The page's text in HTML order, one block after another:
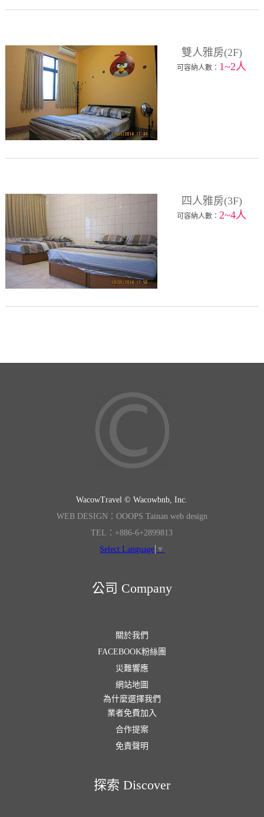
雙人雅房(2F)
可容納人數： 1~2人
四人雅房(3F)
可容納人數：2~4人
WacowTravel © Wacowbnb, Inc.
WEB DESIGN：OOOPS Tainan web design
TEL：+886-6+2899813
Select Language ▼
公司 Company
關於我們
FACEBOOK粉絲團
災難響應
網站地圖
為什麼選擇我們
業者免費加入
合作提案
免責聲明
探索 Discover